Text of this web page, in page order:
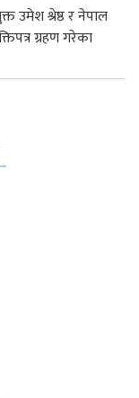
उमेश श्रेष्ठ र नेपाल
ग्रहण गरेका